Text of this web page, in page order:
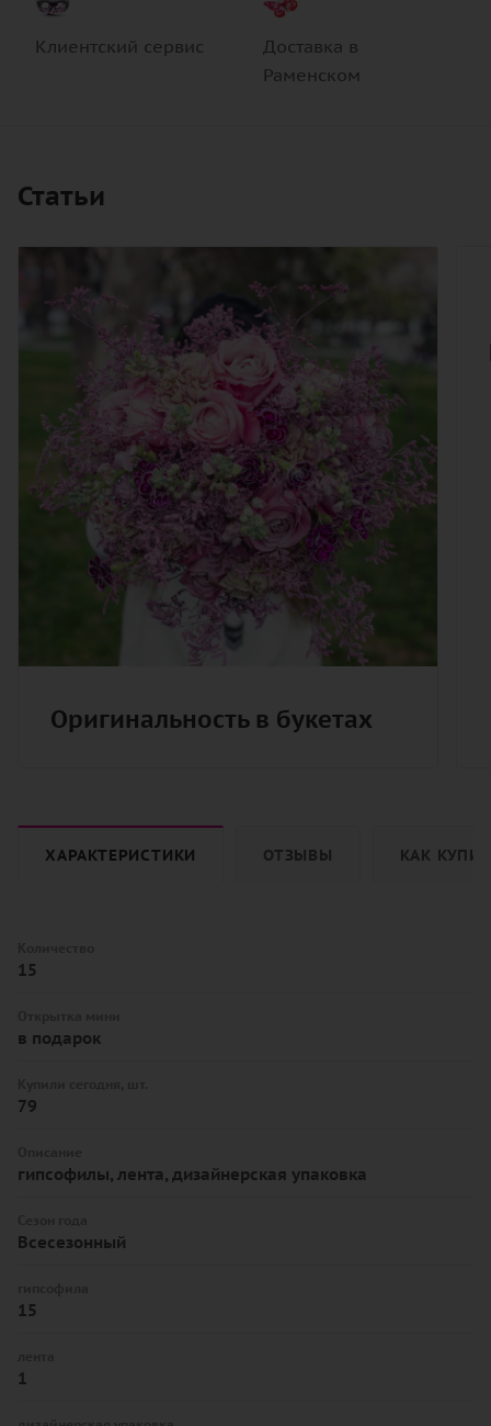
Клиентский сервис
Доставка в
Раменском
Статьи
Оригинальность в букетах
ХАРАКТЕРИСТИКИ ОТЗЫВЫ КАК
15
в подарок
79
гипсофилы, лента, дизайнерская упаковка
Всесезонный
15
1